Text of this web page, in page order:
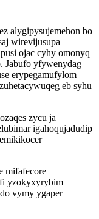
alygipysujemehon bo
wirevijusupa
ojac cyhy omonyq
Jabufo yfywenydag
erypegamufylom
eb syhu
zycu ja
igahoqujadudip
mifafecore
yzokyxyrybim
vymy ygaper